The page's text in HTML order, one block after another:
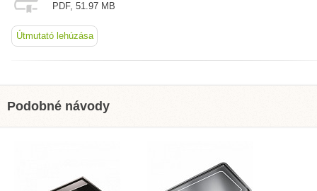
PDF, 51.97 MB
Útmutató lehúzása
Podobné návody